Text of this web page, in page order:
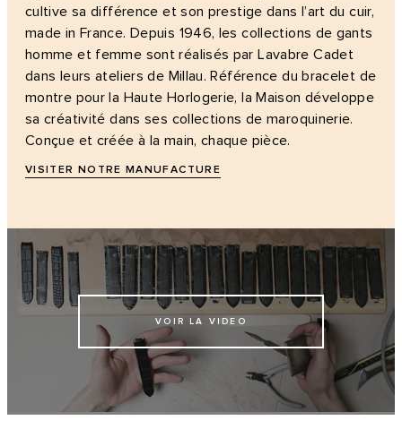
cultive sa différence et son prestige dans l’art du cuir,
made in France. Depuis 1946, les collections de gants
homme et femme sont réalisés par Lavabre Cadet
dans leurs ateliers de Millau. Référence du bracelet de
montre pour la Haute Horlogerie, la Maison développe
sa créativité dans ses collections de maroquinerie.
Conçue et créée à la main, chaque pièce.
VISITER NOTRE MANUFACTURE
VOIR LA VIDEO